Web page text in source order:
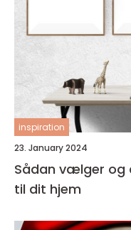
inspiration
23. January 2024
Sådan vælger og
til dit hjem